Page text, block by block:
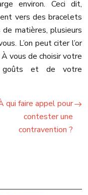
environ. Ceci dit,
vers des bracelets
matières, plusieurs
L’on peut citer l’or
À vous de choisir votre
goûts et de votre
qui faire appel pour
contester une
contravention ?